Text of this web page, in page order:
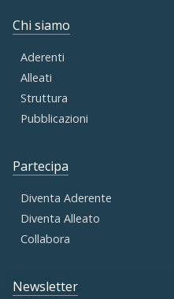
Chi siamo
Aderenti
Alleati
Struttura
Pubblicazioni
Partecipa
Diventa Aderente
Diventa Alleato
Collabora
Newsletter